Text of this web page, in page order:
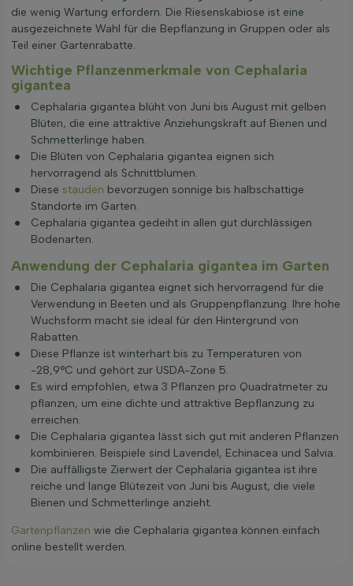
die wenig Wartung erfordern. Die Riesenskabiose ist eine
ausgezeichnete Wahl für die Bepflanzung in Gruppen oder als
Teil einer Gartenrabatte.
Wichtige Pflanzenmerkmale von Cephalaria
gigantea
Cephalaria gigantea blüht von Juni bis August mit gelben
Blüten, die eine attraktive Anziehungskraft auf Bienen und
Schmetterlinge haben.
Die Blüten von Cephalaria gigantea eignen sich
hervorragend als Schnittblumen.
Diese stauden bevorzugen sonnige bis halbschattige
Standorte im Garten.
Cephalaria gigantea gedeiht in allen gut durchlässigen
Bodenarten.
Anwendung der Cephalaria gigantea im Garten
Die Cephalaria gigantea eignet sich hervorragend für die
Verwendung in Beeten und als Gruppenpflanzung. Ihre hohe
Wuchsform macht sie ideal für den Hintergrund von
Rabatten.
Diese Pflanze ist winterhart bis zu Temperaturen von
-28,9°C und gehört zur USDA-Zone 5.
Es wird empfohlen, etwa 3 Pflanzen pro Quadratmeter zu
pflanzen, um eine dichte und attraktive Bepflanzung zu
erreichen.
Die Cephalaria gigantea lässt sich gut mit anderen Pflanzen
kombinieren. Beispiele sind Lavendel, Echinacea und Salvia.
Die auffälligste Zierwert der Cephalaria gigantea ist ihre
reiche und lange Blütezeit von Juni bis August, die viele
Bienen und Schmetterlinge anzieht.
Gartenpflanzen wie die Cephalaria gigantea können einfach
online bestellt werden.